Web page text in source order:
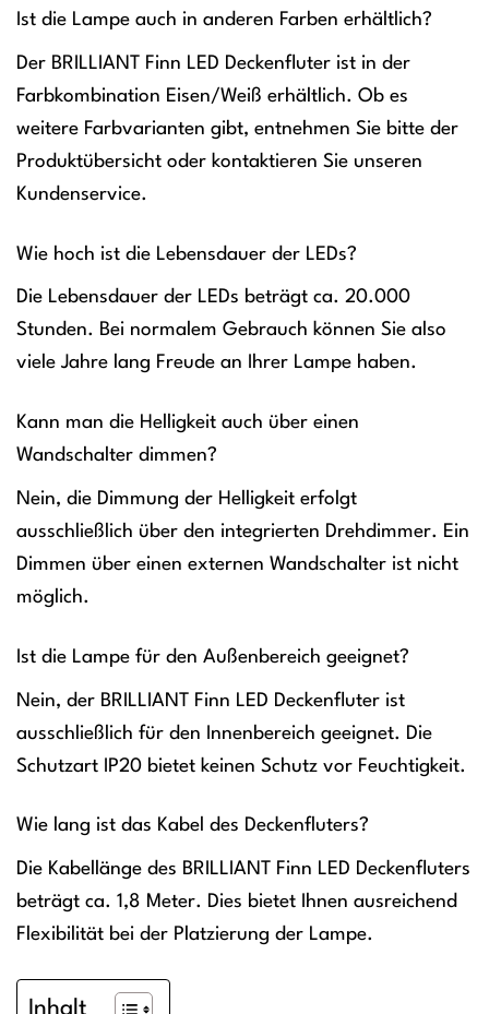
Ist die Lampe auch in anderen Farben erhältlich?
Der BRILLIANT Finn LED Deckenfluter ist in der
Farbkombination Eisen/Weiß erhältlich. Ob es
weitere Farbvarianten gibt, entnehmen Sie bitte der
Produktübersicht oder kontaktieren Sie unseren
Kundenservice.
Wie hoch ist die Lebensdauer der LEDs?
Die Lebensdauer der LEDs beträgt ca. 20.000
Stunden. Bei normalem Gebrauch können Sie also
viele Jahre lang Freude an Ihrer Lampe haben.
Kann man die Helligkeit auch über einen
Wandschalter dimmen?
Nein, die Dimmung der Helligkeit erfolgt
ausschließlich über den integrierten Drehdimmer. Ein
Dimmen über einen externen Wandschalter ist nicht
möglich.
Ist die Lampe für den Außenbereich geeignet?
Nein, der BRILLIANT Finn LED Deckenfluter ist
ausschließlich für den Innenbereich geeignet. Die
Schutzart IP20 bietet keinen Schutz vor Feuchtigkeit.
Wie lang ist das Kabel des Deckenfluters?
Die Kabellänge des BRILLIANT Finn LED Deckenfluters
beträgt ca. 1,8 Meter. Dies bietet Ihnen ausreichend
Flexibilität bei der Platzierung der Lampe.
Inhalt